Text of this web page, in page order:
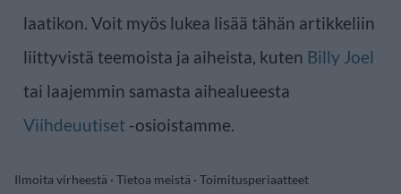
laatikon. Voit myös lukea lisää tähän artikkeliin
liittyvistä teemoista ja aiheista, kuten Billy Joel
tai laajemmin samasta aihealueesta
Viihdeuutiset -osioistamme.
Ilmoita virheestä · Tietoa meistä · Toimitusperiaatteet